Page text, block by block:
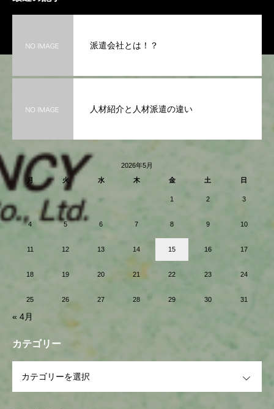
派遣会社とは！？
人材紹介と人材派遣の違い
2026年5月
月
火 水 木 金 土 日
1 2 3
4 5 6 7 8 9 10
11 12 13 14 15 16 17
18 19 20 21 22 23 24
25 26 27 28 29 30 31
« 4月
カテゴリー